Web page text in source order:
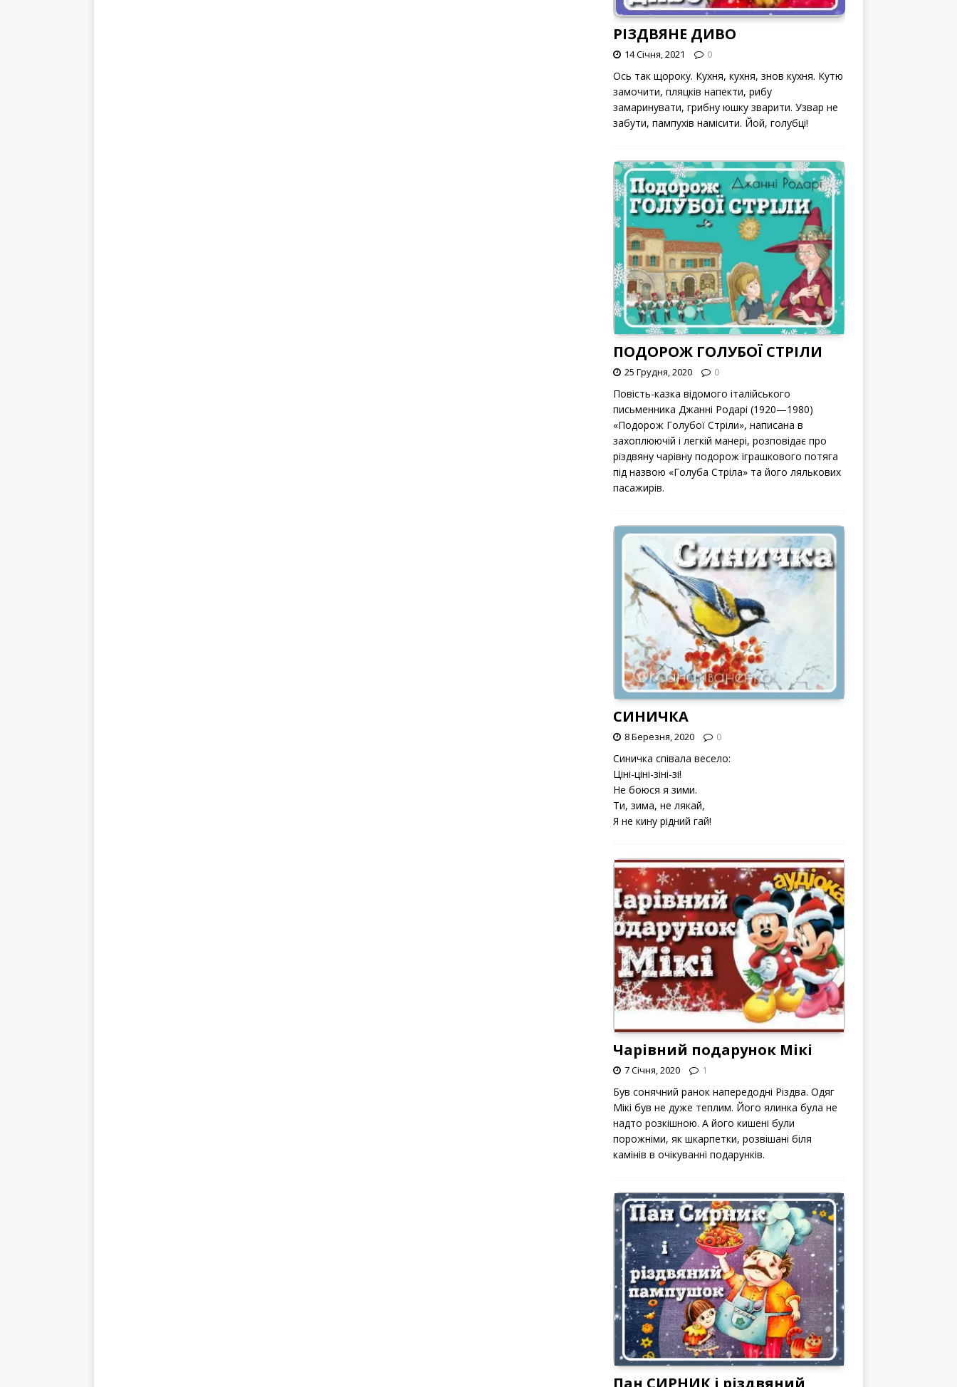
РІЗДВЯНЕ ДИВО
14 Січня, 2021 0
Ось так щороку. Кухня, кухня, знов кухня. Кутю
замочити, пляцків напекти, рибу
замаринувати, грибну юшку зварити. Узвар не
забути, пампухів намісити. Йой, голубці!
ПОДОРОЖ ГОЛУБОЇ СТРІЛИ
25 Грудня, 2020 0
Повість-казка відомого італійського
письменника Джанні Родарі (1920—1980)
«Подорож Голубої Стріли», написана в
захоплюючій і легкій манері, розповідає про
різдвяну чарівну подорож іграшкового потяга
під назвою «Голуба Стріла» та його лялькових
пасажирів.
СИНИЧКА
8 Березня, 2020 0
Синичка співала весело:
Ціні-ціні-зіні-зі!
Не боюся я зими.
Ти, зима, не лякай,
Я не кину рідний гай!
Чарівний подарунок Мікі
7 Січня, 2020 1
Був сонячний ранок напередодні Різдва. Одяг
Мікі був не дуже теплим. Його ялинка була не
надто розкішною. А його кишені були
порожніми, як шкарпетки, розвішані біля
камінів в очікуванні подарунків.
Пан СИРНИК і різдвяний